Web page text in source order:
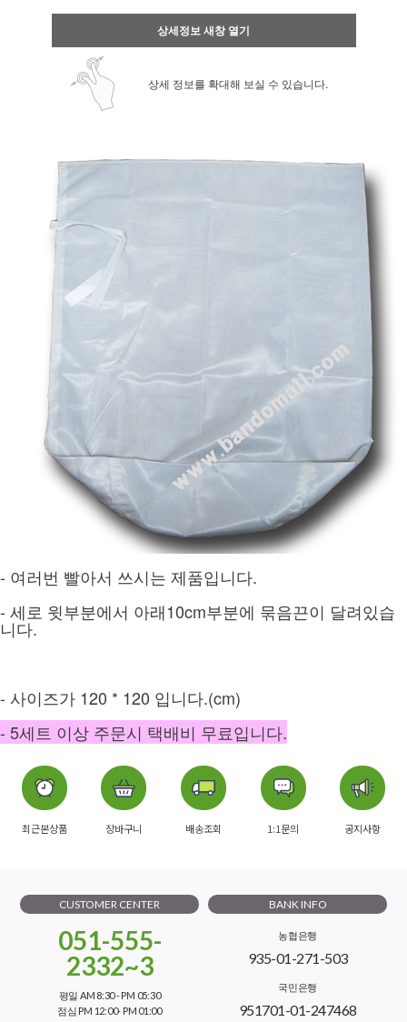
상세정보 새창 열기
상세 정보를 확대해 보실 수 있습니다.
- 여러번 빨아서 쓰시는 제품입니다.
- 세로 윗부분에서 아래10cm부분에 묶음끈이 달려있습
니다.
- 사이즈가 120 * 120 입니다.(cm)
- 5세트 이상 주문시 택배비 무료입니다.
최근본상품 장바구니 배송조회 1:1문의 공지사항
CUSTOMER CENTER
051-555-
2332~3
평일 AM 8:30 - PM 05:30
점심 PM 12:00- PM 01:00
BANK INFO
농협은행
935-01-271-503
국민은행
951701-01-247468